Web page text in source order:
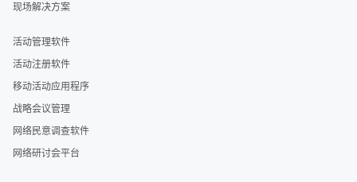
现场解决方案
活动管理软件
活动注册软件
移动活动应用程序
战略会议管理
网络民意调查软件
网络研讨会平台